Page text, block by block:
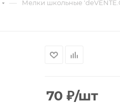
— Мелки школьные
70 ₽/шт